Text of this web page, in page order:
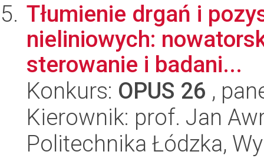
Tłumienie drgań i
nieliniowych:
sterowanie i badani...
Konkurs: OPUS 26 ,
Kierownik: prof. Jan
Politechnika Łódzka,